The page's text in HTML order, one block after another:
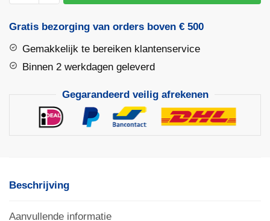
aantal
Gratis bezorging van orders boven € 500
Gemakkelijk te bereiken klantenservice
Binnen 2 werkdagen geleverd
Gegarandeerd veilig afrekenen
Beschrijving
Aanvullende informatie